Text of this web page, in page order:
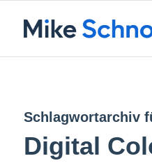
Schlagwortarchiv
Digital